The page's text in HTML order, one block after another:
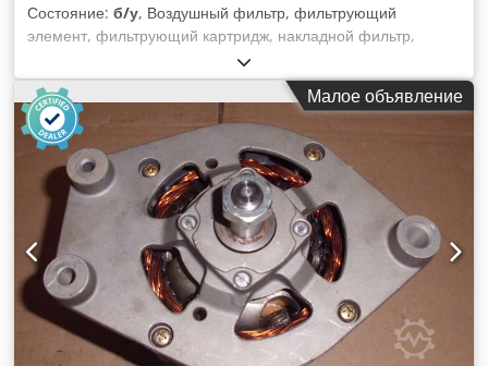
Состояние: б/у, Воздушный фильтр, фильтрующий
элемент, фильтрующий картридж, накладной фильтр,
воздушный фильтр двигателя, фильтр компрессора,
элемент воздушного фильтра, вставка воздушного фильтра
-Фильтрующие элементы: воздушный фильтр 100 шт. -Тип:
различные типы от различных производителей Crsdpfx
Aaopbihvorof -Цена/поставка: полная -Транспортные
размеры: 1200/800/H940 мм -Общий вес: 136 кг
Малое объявление